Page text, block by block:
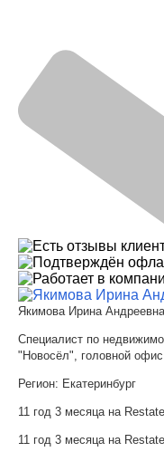
Якимова Ирина Андреевна
Специалист по
"Новосёл", головной офис
Регион: Екатеринбург
11 год 3 месяца на Restate
11 год 3 месяца на Restate